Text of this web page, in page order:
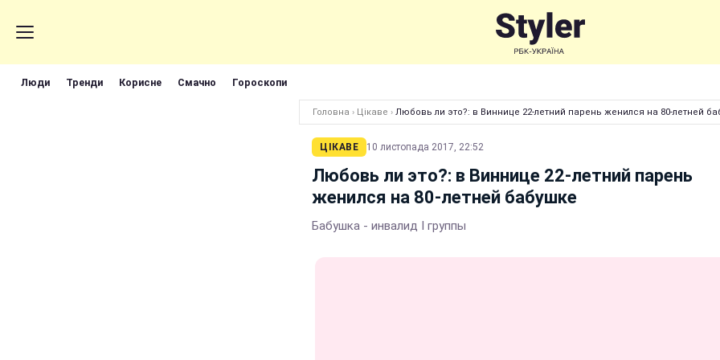
Люди Тренди Корисне Смачно Гороскопи
Головна › Цікаве › Любовь ли это?: в Виннице 22-летний парень женился на 80-летней
ЦІКАВЕ 10 листопада 2017, 22:52
Любовь ли это?: в Виннице 22-летний парень
женился на 80-летней бабушке
Бабушка - инвалид І группы